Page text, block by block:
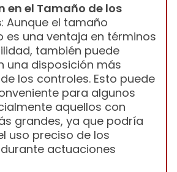
en el Tamaño de los
: Aunque el tamaño
es una ventaja en términos
también puede
una disposición más
los controles. Esto puede
para algunos
aquellos con
grandes, ya que podría
uso preciso de los
actuaciones